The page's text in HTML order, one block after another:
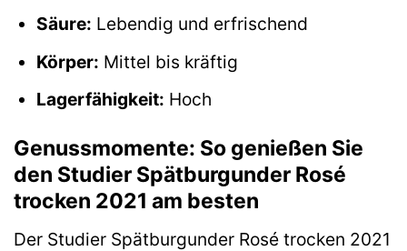
Säure: Lebendig und erfrischend
Körper: Mittel bis kräftig
Lagerfähigkeit: Hoch
Genussmomente: So genießen Sie
den Studier Spätburgunder Rosé
trocken 2021 am besten
Der Studier Spätburgunder Rosé trocken 2021